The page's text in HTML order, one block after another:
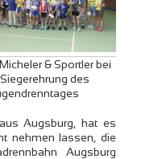
& Sportler bei
des
Augsburg, hat es
nehmen lassen, die
Augsburg